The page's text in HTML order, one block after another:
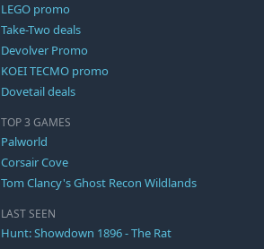
LEGO promo
Take-Two deals
Devolver Promo
KOEI TECMO promo
Dovetail deals
TOP 3 GAMES
Palworld
Corsair Cove
Tom Clancy's Ghost Recon Wildlands
LAST SEEN
Hunt: Showdown 1896 - The Rat